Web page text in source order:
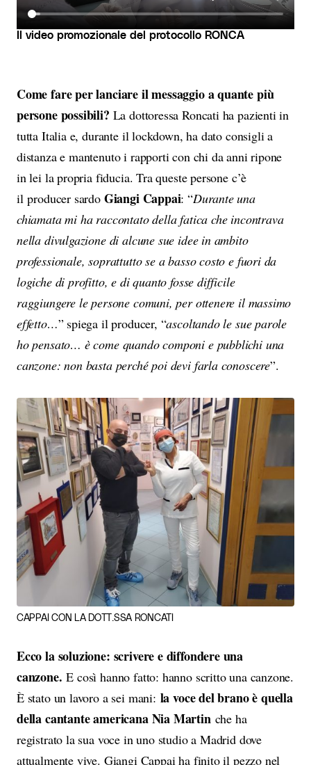
Il video promozionale del protocollo RONCA
Come fare per lanciare il messaggio a quante più
persone possibili? La dottoressa Roncati ha pazienti in
tutta Italia e, durante il lockdown, ha dato consigli a
distanza e mantenuto i rapporti con chi da anni ripone
in lei la propria fiducia. Tra queste persone c’è
il producer sardo Giangi Cappai: “Durante una
chiamata mi ha raccontato della fatica che incontrava
nella divulgazione di alcune sue idee in ambito
professionale, soprattutto se a basso costo e fuori da
logiche di profitto, e di quanto fosse difficile
raggiungere le persone comuni, per ottenere il massimo
effetto…” spiega il producer, “ascoltando le sue parole
ho pensato… è come quando componi e pubblichi una
canzone: non basta perché poi devi farla conoscere”.
CAPPAI CON LA DOTT.SSA RONCATI
Ecco la soluzione: scrivere e diffondere una
canzone.E così hanno fatto: hanno scritto una canzone.
È stato un lavoro a sei mani: la voce del brano è quella
della cantante americana Nia Martinche ha
registrato la sua voce in uno studio a Madrid dove
attualmente vive. Giangi Cappai ha finito il pezzo nel